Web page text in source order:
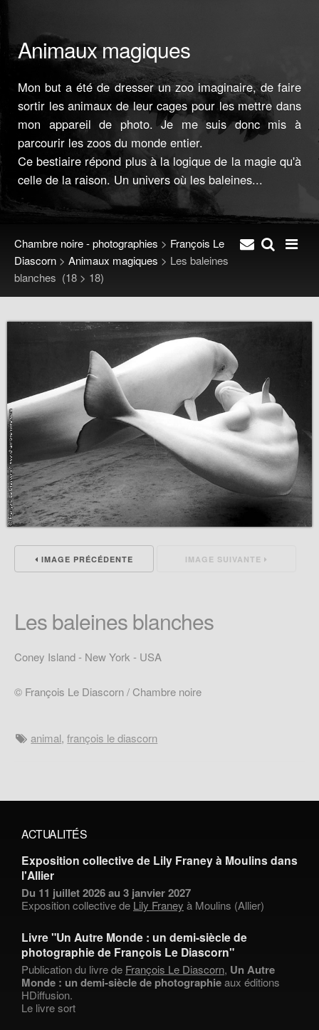
Animaux magiques
Mon but a été de dresser un zoo imaginaire, de faire
sortir les animaux de leur cages pour les mettre dans
mon appareil de photo. Je me suis donc mis à
parcourir les zoos du monde entier.
Ce bestiaire répond plus à la logique de la magie qu'à
celle de la raison. Un univers où les baleines...
Chambre noire - photographies > François Le
Diascorn > Animaux magiques > Les baleines
blanches (18 > 18)
IMAGE PRÉCÉDENTE IMAGE SUIVANTE
Les baleines blanches
Coney Island - New York - USA
© François Le Diascorn / Chambre noire
animal,françois le diascorn
ACTUALITÉS
Exposition collective de Lily Franey à Moulins dans
l'Allier
Du 11 juillet 2026 au 3 janvier 2027
Exposition collective de Lily Franey à Moulins (Allier)
Livre "Un Autre Monde : un demi-siècle de
photographie de François Le Diascorn"
Publication du livre de François Le Diascorn, Un Autre
Monde : un demi-siècle de photographieaux éditions
HDiffusion.
Le livre sort